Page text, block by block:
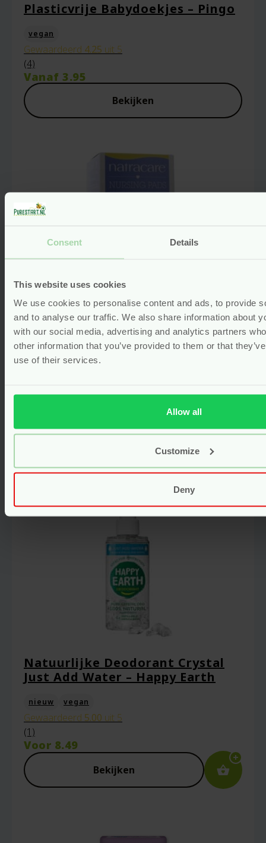
Consent Details
This website uses cookies
We use cookies to personalise content and ads, to provide
and to analyse our traffic. We also share information about
with our social media, advertising and analytics partners
other information that you’ve provided to them or that
use of their services.
Allow all
Customize
Deny
Je beoordeling *
E-mail
Captcha*
Mijn naam, e-mail en site opslaan in deze
Plasticvrije Babydoekjes – Pingo
vegan
Gewaardeerd 4.25 uit 5
(4)
Vanaf3.95
Bekijken
Natuurlijke Zoogkompressen –
26 stuks – Natracare
vegan wegwerp
(1)
Bekijken
Natuurlijke Deodorant Crystal
Just Add Water – Happy Earth
nieuw vegan
Gewaardeerd 5.00 uit 5
(1)
Voor 8.49
Bekijken